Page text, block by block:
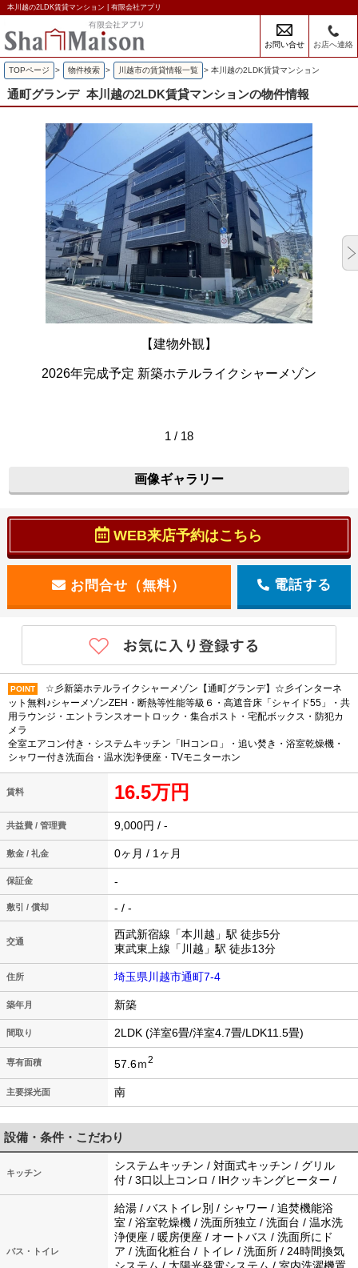
本川越の2LDK賃貸マンション | 有限会社アプリ
お問い合せ お店へ連絡
TOPページ > 物件検索 > 川越市の賃貸情報一覧 > 本川越の2LDK賃貸マンション
通町グランデ 本川越の2LDK賃貸マンションの物件情報
【建物外観】
2026年完成予定 新築ホテルライクシャーメゾン
1 / 18
画像ギャラリー
WEB来店予約はこちら
電話する
POINT
☆彡新築ホテルライクシャーメゾン【通町グランデ】☆彡インターネ
ット無料♪シャーメゾンZEH・断熱等性能等級６・高遮音床「シャイド55」・共
用ラウンジ・エントランスオートロック・集合ポスト・宅配ボックス・防犯カ
メラ
全室エアコン付き・システムキッチン「IHコンロ」・追い焚き・浴室乾燥機・
シャワー付き洗面台・温水洗浄便座・TVモニターホン
賃料 16.5万円
共益費 / 管理費 9,000円 / -
敷金 / 礼金 0ヶ月 / 1ヶ月
保証金 -
敷引 / 償却 - / -
交通
西武新宿線「本川越」駅 徒歩5分
東武東上線「川越」駅 徒歩13分
住所 埼玉県川越市通町7-4
築年月 新築
間取り 2LDK (洋室6畳/洋室4.7畳/LDK11.5畳)
専有面積 57.6ｍ2
主要採光面 南
設備・条件・こだわり
キッチン
システムキッチン / 対面式キッチン / グリル
付 / 3口以上コンロ / IHクッキングヒーター /
バス・トイレ
給湯 / バストイレ別 / シャワー / 追焚機能浴
室 / 浴室乾燥機 / 洗面所独立 / 洗面台 / 温水洗
浄便座 / 暖房便座 / オートバス / 洗面所にド
ア / 洗面化粧台 / トイレ / 洗面所 / 24時間換気